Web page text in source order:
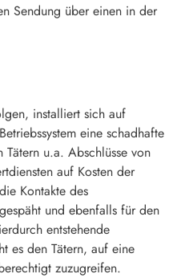
Sendung über einen in der
installiert sich auf
eine schadhafte
u.a. Abschlüsse von
auf Kosten der
Kontakte des
und ebenfalls für den
entstehende
es den Tätern, auf eine
zuzugreifen.